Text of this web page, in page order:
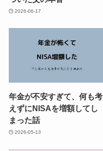
2026-06-17
年金が不安すぎて、何も考
えずにNISAを増額してし
まった話
2026-05-13